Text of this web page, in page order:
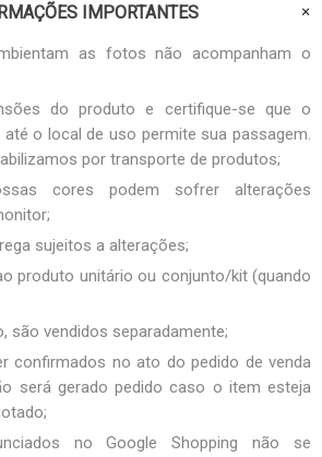
IMPORTANTES
as fotos não acompanham o
do produto e certifique-se que o
o local de uso permite sua passagem.
por transporte de produtos;
cores podem sofrer alterações
sujeitos a alterações;
produto unitário ou conjunto/kit (quando
são vendidos separadamente;
confirmados no ato do pedido de venda
será gerado pedido caso o item esteja
no Google Shopping não se